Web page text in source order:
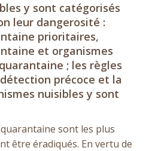
y sont catégorisés
leur dangerosité :
prioritaires,
et organismes
; les règles
précoce et la
nuisibles y sont
sont les plus
être éradiqués. En vertu de